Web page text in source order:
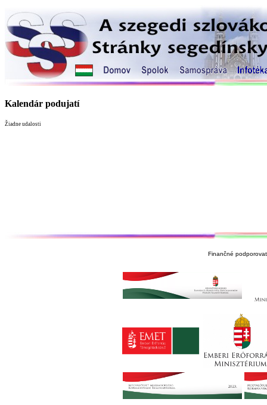
Kalendár podujatí
Žiadne udalosti
Finančné